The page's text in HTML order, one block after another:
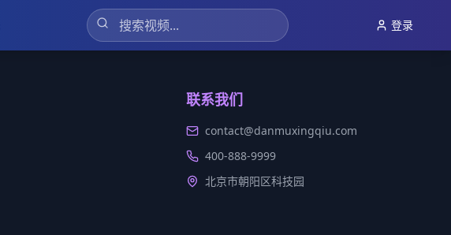
登录
联系我们
contact@danmuxingqiu.com
400-888-9999
北京市朝阳区科技园